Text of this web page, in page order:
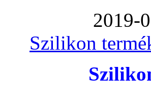
2019-
Szilikon